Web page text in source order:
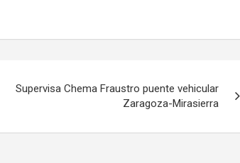
Supervisa Chema Fraustro puente vehicular
Zaragoza-Mirasierra